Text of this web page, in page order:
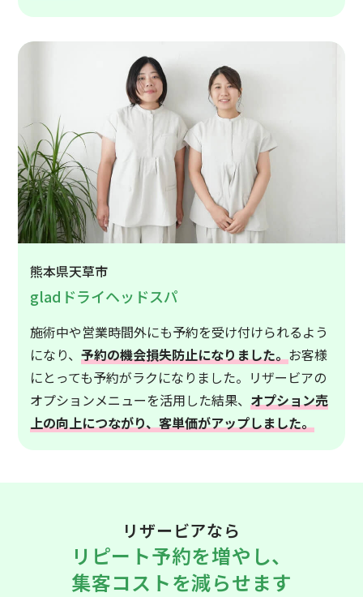
熊本県天草市
gladドライヘッドスパ
施術中や営業時間外にも予約を受け付けられるよう
になり、予約の機会損失防止になりました。 お客様
にとっても予約がラクになりました。リザービアの
オプションメニューを活用した結果、 オプション売
上の向上につながり、客単価がアップしました。
リザービアなら
リピート予約を増やし、
集客コストを減らせます